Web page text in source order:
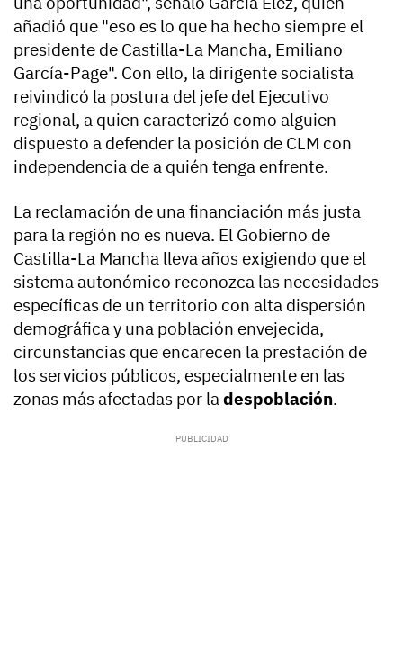
añadió que "eso es lo que ha hecho siempre el
presidente de Castilla-La Mancha, Emiliano
García-Page". Con ello, la dirigente socialista
reivindicó la postura del jefe del Ejecutivo
regional, a quien caracterizó como alguien
dispuesto a defender la posición de CLM con
independencia de a quién tenga enfrente.
La reclamación de una financiación más justa
para la región no es nueva. El Gobierno de
Castilla-La Mancha lleva años exigiendo que el
sistema autonómico reconozca las necesidades
específicas de un territorio con alta dispersión
demográfica y una población envejecida,
circunstancias que encarecen la prestación de
los servicios públicos, especialmente en las
zonas más afectadas por ladespoblación.